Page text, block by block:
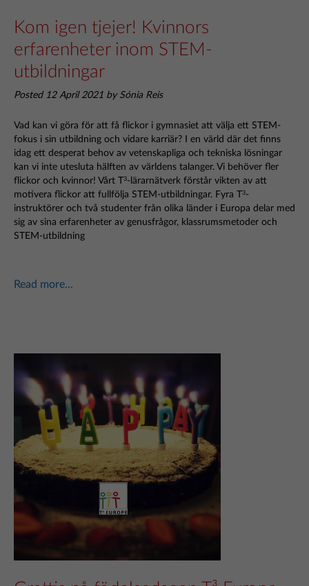
Kom igen tjejer! Kvinnors
erfarenheter inom STEM-
utbildningar
Posted 12 April 2021 by Sónia Reis
Vad kan vi göra för att få flickor i gymnasiet att välja ett STEM-
fokus i sin utbildning och vidare karriär? I en värld där det finns
idag ett desperat behov av vetenskapliga och tekniska lösningar
kan vi inte utesluta hälften av världens talanger. Vi behöver fler
flickor och kvinnor! Vårt T3-lärarnätverk förstår vikten av att
motivera flickor att fullfölja STEM-utbildningar. Fyra T3-
instruktörer och två studenter från olika länder i Europa delar med
sig av sina erfarenheter av genusfrågor, klassrumsmetoder och
STEM-utbildning
Read more...